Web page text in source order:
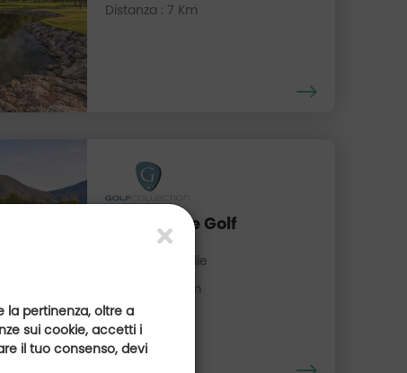
la pertinenza, oltre a
sui cookie, accetti i
il tuo consenso, devi
Distanza : 7 Km
Frassanelle Golf
Veneto, Italie
Distanza : 12 Km